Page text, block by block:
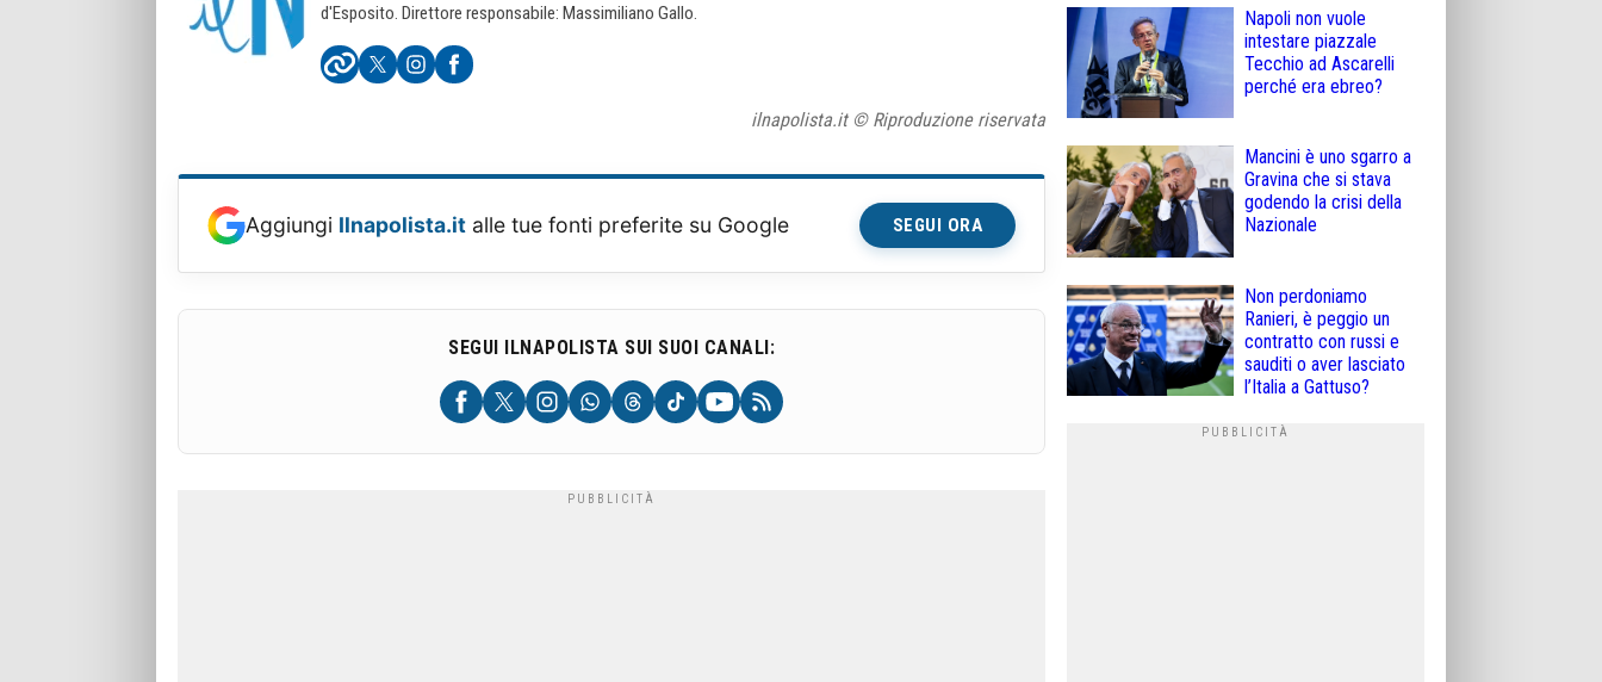
d'Esposito. Direttore responsabile: Massimiliano Gallo.
ilnapolista.it © Riproduzione riservata
Aggiungi Ilnapolista.it alle tue fonti preferite su Google SEGUI ORA
SEGUI ILNAPOLISTA SUI SUOI CANALI:
Napoli non vuole
intestare piazzale
Tecchio ad Ascarelli
perché era ebreo?
Mancini è uno sgarro a
Gravina che si stava
godendo la crisi della
Nazionale
Non perdoniamo
Ranieri, è peggio un
contratto con russi e
sauditi o aver lasciato
l’Italia a Gattuso?